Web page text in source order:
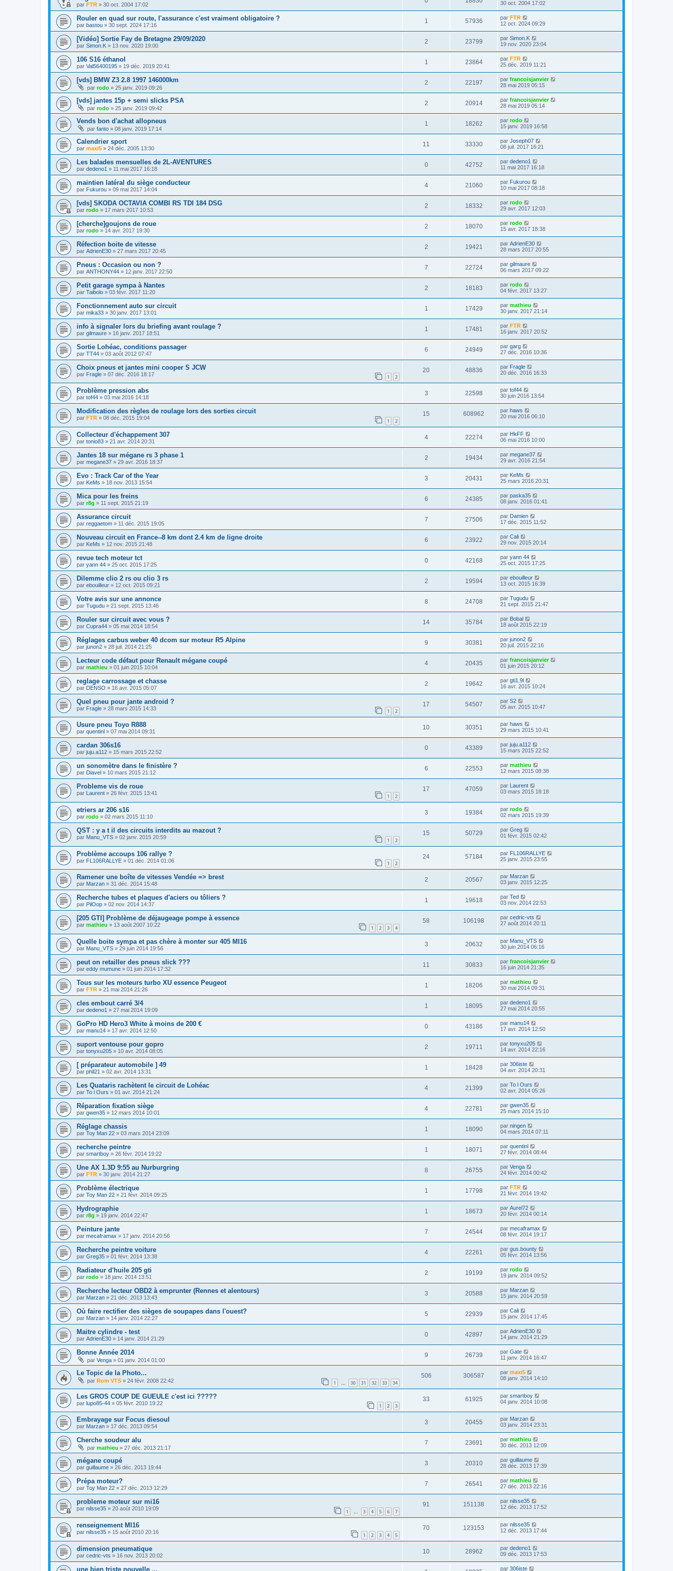
par FTR » 30 oct. 2004 17:02
30 oct. 2004 17:02
Rouler en quad sur route, l'assurance c'est vraiment obligatoire ?
par bastou » 30 sept. 2024 17:16
1 57936 par FTR
12 oct. 2024 09:29
[Vidéo] Sortie Fay de Bretagne 29/09/2020
par Simon.K » 13 nov. 2020 19:00
2 23799 par Simon.K
19 nov. 2020 23:04
106 S16 éthanol
par Val56400195 » 19 déc. 2019 20:41
1 23864 par FTR
25 déc. 2019 11:21
[vds] BMW Z3 2.8 1997 146000km
par rodo » 25 janv. 2019 09:26
2 22197 par francoisjanvier
28 mai 2019 05:15
[vds] jantes 15p + semi slicks PSA
par rodo » 25 janv. 2019 09:42
2 20914 par francoisjanvier
28 mai 2019 05:14
Vends bon d'achat allopneus
par fanto » 08 janv. 2019 17:14
1 18262 par rodo
15 janv. 2019 16:58
Calendrier sport
par maxi5 » 24 déc. 2005 13:30
11 33330 par Joseph07
08 juil. 2017 16:21
Les balades mensuelles de 2L-AVENTURES
par dedeno1 » 11 mai 2017 16:18
0 42752 par dedeno1
11 mai 2017 16:18
maintien latéral du siège conducteur
par Fukurou » 09 mai 2017 14:04
4 21060 par Fukurou
10 mai 2017 08:18
[vds] SKODA OCTAVIA COMBI RS TDI 184 DSG
par rodo » 17 mars 2017 10:53
2 18332 par rodo
29 avr. 2017 12:03
[cherche]goujons de roue
par rodo » 14 avr. 2017 19:30
2 18070 par rodo
15 avr. 2017 18:38
Réfection boite de vitesse
par AdrienE30 » 27 mars 2017 20:45
2 19421 par AdrienE30
28 mars 2017 20:55
Pneus : Occasion ou non ?
par ANTHONY44 » 12 janv. 2017 22:50
7 22724 par gilmaure
06 mars 2017 09:22
Petit garage sympa à Nantes
par Taibolo » 03 févr. 2017 11:20
2 18183 par rodo
04 févr. 2017 13:27
Fonctionnement auto sur circuit
par mika33 » 30 janv. 2017 13:01
1 17429 par mathieu
30 janv. 2017 21:14
info à signaler lors du briefing avant roulage ?
par gilmaure » 16 janv. 2017 18:51
1 17481 par FTR
16 janv. 2017 20:52
Sortie Lohéac, conditions passager
par TT44 » 03 août 2012 07:47
6 24949 par garg
27 déc. 2016 10:36
Choix pneus et jantes mini cooper S JCW
par Fragle » 07 déc. 2016 18:17 1 2
20 48836 par Fragle
20 déc. 2016 16:33
Problème pression abs
par tof44 » 03 mai 2016 14:18
3 22598 par tof44
30 juin 2016 13:54
Modification des règles de roulage lors des sorties circuit
par FTR » 08 déc. 2015 19:04 1 2
15 608962 par haws
20 mai 2016 06:10
Collecteur d'échappement 307
par tonio83 » 21 avr. 2014 20:31
4 22274 par HkFF
06 mai 2016 10:00
Jantes 18 sur mégane rs 3 phase 1
par megane37 » 29 avr. 2016 18:37
2 19434 par megane37
29 avr. 2016 21:54
Evo : Track Car of the Year
par KeMs » 18 nov. 2013 15:54
3 20431 par KeMs
25 mars 2016 20:31
Mica pour les freins
par r8g » 11 sept. 2015 21:19
6 24385 par paska35
08 janv. 2016 01:41
Assurance circuit
par reggaetom » 11 déc. 2015 19:05
7 27506 par Damien
17 déc. 2015 11:52
Nouveau circuit en France--8 km dont 2.4 km de ligne droite
par KeMs » 12 nov. 2015 21:48
6 23922 par Cali
29 nov. 2015 20:14
revue tech moteur tct
par yann 44 » 25 oct. 2015 17:25
0 42168 par yann 44
25 oct. 2015 17:25
Dilemme clio 2 rs ou clio 3 rs
par ebouilleur » 12 oct. 2015 09:21
2 19594 par ebouilleur
13 oct. 2015 16:39
Votre avis sur une annonce
par Tugudu » 21 sept. 2015 13:46
8 24708 par Tugudu
21 sept. 2015 21:47
Rouler sur circuit avec vous ?
par Cupra44 » 05 mai 2014 18:54
14 35784 par Bobal
18 août 2015 22:19
Réglages carbus weber 40 dcom sur moteur R5 Alpine
par junon2 » 28 juil. 2014 21:25
9 30381 par junon2
20 juil. 2015 22:16
Lecteur code défaut pour Renault mégane coupé
par mathieu » 01 juin 2015 10:04
4 20435 par francoisjanvier
01 juin 2015 20:12
reglage carrossage et chasse
par DENSO » 16 avr. 2015 05:07
2 19642 par gti1.9l
16 avr. 2015 10:24
Quel pneu pour jante android ?
par Fragle » 28 mars 2015 14:33 1 2
17 54507 par S2
05 avr. 2015 10:47
Usure pneu Toyo R888
par quentinl » 07 mai 2014 09:31
10 30351 par haws
29 mars 2015 10:41
cardan 306s16
par juju.a112 » 15 mars 2015 22:52
0 43389 par juju.a112
15 mars 2015 22:52
un sonomètre dans le finistère ?
par Diavel » 10 mars 2015 21:12
6 22553 par mathieu
12 mars 2015 08:38
Probleme vis de roue
par Laurent » 26 févr. 2015 13:41 1 2
17 47059 par Laurent
03 mars 2015 18:18
etriers ar 206 s16
par rodo » 02 mars 2015 11:10
3 19384 par rodo
02 mars 2015 19:39
QST : y a t il des circuits interdits au mazout ?
par Manu_VTS » 02 janv. 2015 20:59 1 2
15 50729 par Greg
01 févr. 2015 02:42
Problème accoups 106 rallye ?
par FL106RALLYE » 01 déc. 2014 01:06 1 2
24 57184 par FL106RALLYE
25 janv. 2015 23:55
Ramener une boîte de vitesses Vendée => brest
par Marzan » 31 déc. 2014 15:48
2 20567 par Marzan
03 janv. 2015 12:25
Recherche tubes et plaques d'aciers ou tôliers ?
par PilOop » 02 nov. 2014 14:37
1 19618 par Ted
03 nov. 2014 22:53
[205 GTI] Problème de déjaugeage pompe à essence
par mathieu » 13 août 2007 10:22 1 2 3 4
58 106198 par cedric-vts
27 août 2014 20:11
Quelle boite sympa et pas chère à monter sur 405 MI16
par Manu_VTS » 29 juin 2014 19:56
3 20632 par Manu_VTS
30 juin 2014 06:16
peut on retailler des pneus slick ???
par eddy mumune » 01 juin 2014 17:32
11 30833 par francoisjanvier
16 juin 2014 21:35
Tous sur les moteurs turbo XU essence Peugeot
par FTR » 21 mai 2014 21:26
1 18206 par mathieu
30 mai 2014 09:31
cles embout carré 3/4
par dedeno1 » 27 mai 2014 19:09
1 18095 par dedeno1
27 mai 2014 20:55
GoPro HD Hero3 White à moins de 200 €
par manu14 » 17 avr. 2014 12:50
0 43186 par manu14
17 avr. 2014 12:50
suport ventouse pour gopro
par tonyxu205 » 10 avr. 2014 08:05
2 19711 par tonyxu205
14 avr. 2014 22:16
[ préparateur automobile ] 49
par phil21 » 02 avr. 2014 13:31
1 18428 par 306iste
04 avr. 2014 20:31
Les Quataris rachètent le circuit de Lohéac
par To l Ours » 01 avr. 2014 21:24
4 21399 par To l Ours
02 avr. 2014 05:26
Réparation fixation siège
par gwen35 » 12 mars 2014 10:01
4 22781 par gwen35
25 mars 2014 15:10
Réglage chassis
par Toy Man 22 » 03 mars 2014 23:09
1 18090 par ningen
04 mars 2014 07:11
recherche peintre
par smartboy » 26 févr. 2014 19:22
1 18071 par quentinl
27 févr. 2014 08:44
Une AX 1.3D 9:55 au Nurburgring
par FTR » 30 janv. 2014 21:27
8 26755 par Venga
24 févr. 2014 00:42
Problème électrique
par Toy Man 22 » 21 févr. 2014 09:25
1 17798 par FTR
21 févr. 2014 19:42
Hydrographie
par r8g » 19 janv. 2014 22:47
1 18673 par Aurel72
20 févr. 2014 00:14
Peinture jante
par mecaframax » 17 janv. 2014 20:56
7 24544 par mecaframax
08 févr. 2014 19:17
Recherche peintre voiture
par Greg35 » 01 févr. 2014 13:38
4 22261 par gus.bounty
05 févr. 2014 13:56
Radiateur d'huile 205 gti
par rodo » 18 janv. 2014 13:51
2 19199 par rodo
19 janv. 2014 09:52
Recherche lecteur OBD2 à emprunter (Rennes et alentours)
par Marzan » 21 déc. 2013 13:43
3 20588 par Marzan
15 janv. 2014 20:59
Où faire rectifier des sièges de soupapes dans l'ouest?
par Marzan » 14 janv. 2014 22:27
5 22939 par Cali
15 janv. 2014 17:45
Maitre cylindre - test
par AdrienE30 » 14 janv. 2014 21:29
0 42897 par AdrienE30
14 janv. 2014 21:29
Bonne Année 2014
par Venga » 01 janv. 2014 01:00
9 26739 par Gate
11 janv. 2014 16:47
Le Topic de la Photo...
par Rom VTS » 24 févr. 2008 22:42 1 … 30 31 32 33 34
506 306587 par maxi5
08 janv. 2014 14:10
Les GROS COUP DE GUEULE c'est ici ?????
par lupo85-44 » 05 févr. 2010 19:22 1 2 3
33 61925 par smartboy
04 janv. 2014 10:08
Embrayage sur Focus diesoul
par Marzan » 17 déc. 2013 09:54
3 20455 par Marzan
03 janv. 2014 23:31
Cherche soudeur alu
par mathieu » 27 déc. 2013 21:17
7 23691 par mathieu
30 déc. 2013 12:09
mégane coupé
par guillaume » 26 déc. 2013 19:44
3 20310 par guillaume
28 déc. 2013 17:39
Prépa moteur?
par Toy Man 22 » 27 déc. 2013 12:29
7 26541 par mathieu
27 déc. 2013 22:16
probleme moteur sur mi16
par nilsse35 » 20 août 2010 19:09 1 … 3 4 5 6 7
91 151138 par nilsse35
12 déc. 2013 17:52
renseignement MI16
par nilsse35 » 15 août 2010 20:16 1 2 3 4 5
70 123153 par nilsse35
12 déc. 2013 17:44
dimension pneumatique
par cedric-vts » 16 nov. 2013 20:02
10 28962 par dedeno1
09 déc. 2013 17:53
une bien triste nouvelle ... par 306iste